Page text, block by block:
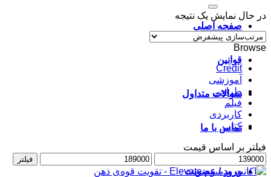
صفحه اصلی
قوانین
سوالات متداول
تماس با ما
ورود / عضویت
در حال نمایش یک نتیجه
Browse
Credit
آموزشی
طراحی
فیلم
کاربردی
کتاب
فیلتر بر اساس قیمت
حداقل
قیمت
حداکثر
قیمت
فیلتر